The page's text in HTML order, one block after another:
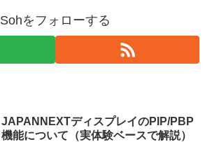
Sohをフォローする
JAPANNEXTディスプレイのPIP/PBP
機能について（実体験ベースで解説）